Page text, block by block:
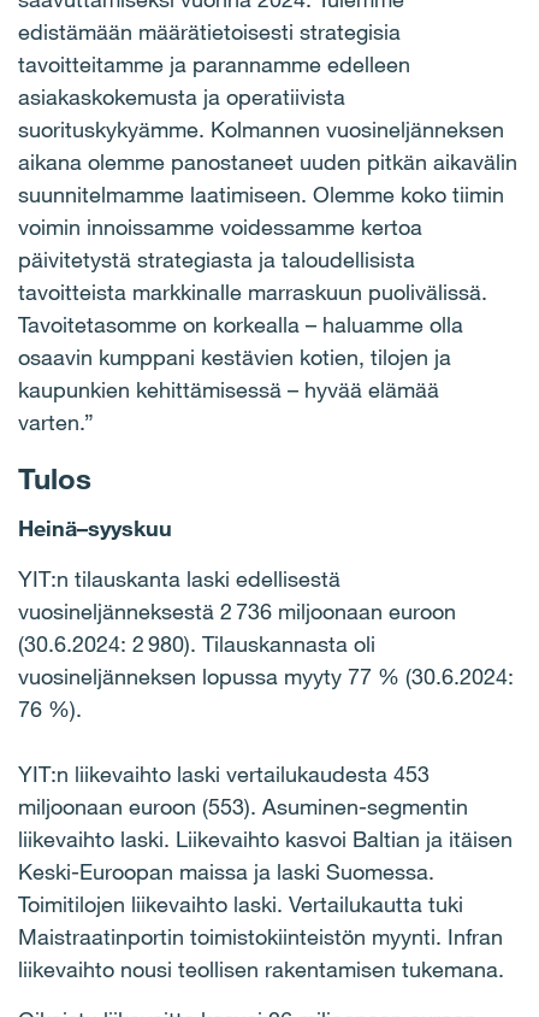
edistämään määrätietoisesti strategisia
tavoitteitamme ja parannamme edelleen
asiakaskokemusta ja operatiivista
suorituskykyämme. Kolmannen vuosineljänneksen
aikana olemme panostaneet uuden pitkän aikavälin
suunnitelmamme laatimiseen. Olemme koko tiimin
voimin innoissamme voidessamme kertoa
päivitetystä strategiasta ja taloudellisista
tavoitteista markkinalle marraskuun puolivälissä.
Tavoitetasomme on korkealla – haluamme olla
osaavin kumppani kestävien kotien, tilojen ja
kaupunkien kehittämisessä – hyvää elämää
varten.”
Tulos
Heinä–syyskuu
YIT:n tilauskanta laski edellisestä
vuosineljänneksestä 2 736 miljoonaan euroon
(30.6.2024: 2 980). Tilauskannasta oli
vuosineljänneksen lopussa myyty 77 % (30.6.2024:
76 %).
YIT:n liikevaihto laski vertailukaudesta 453
miljoonaan euroon (553). Asuminen-segmentin
liikevaihto laski. Liikevaihto kasvoi Baltian ja itäisen
Keski-Euroopan maissa ja laski Suomessa.
Toimitilojen liikevaihto laski. Vertailukautta tuki
Maistraatinportin toimistokiinteistön myynti. Infran
liikevaihto nousi teollisen rakentamisen tukemana.